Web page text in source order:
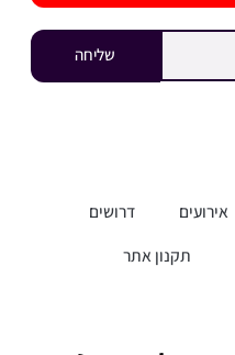
שליחה
אירועים
דרושים
תקנון אתר